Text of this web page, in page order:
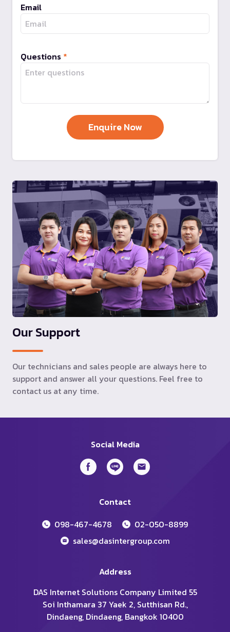
Email
Questions *
Our Support
Our technicians and sales people are always here to
support and answer all your questions. Feel free to
contact us at any time.
Social Media
Contact
098-467-4678
02-050-8899
sales@dasintergroup.com
Address
DAS Internet Solutions Company Limited 55
Soi Inthamara 37 Yaek 2, Sutthisan Rd.,
Dindaeng, Dindaeng, Bangkok 10400